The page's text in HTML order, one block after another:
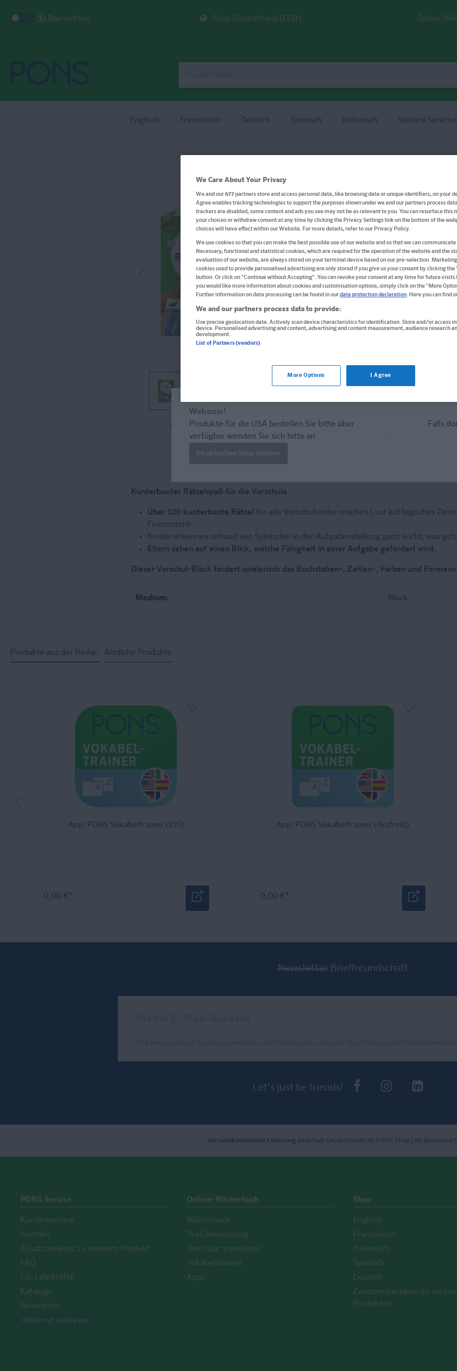
Barrierefrei Shop Deutschland (EUR) Online-
Englisch Französisch Deutsch Spanisch Italienisch Weitere
Im Buch blättern
Klett Mein großer
Rätselblock
Block
Format: 16,8 x 24,0 cm, 224 Seiten
ISBN: 978-3-12-949753-1
Informationen für Lehrer:innen und
7,95 €
Lieferung bei Online-Bestellwert ab € 9,95
(innerh. Deutschlands)
Kunterbunter Rätselspaß für die Vorschule
Über 100 kunterbunte Rätsel
für alle Vorschulkinder machen Lust auf logisches
Feinmotorik.
Kinder erkennen anhand von Symbolen in der Aufgabenstellung ganz leicht, was
Eltern sehen auf einen Blick, welche Fähigkeit in einer Aufgabe gefördert wird.
Dieser Vorschul-Block fördert spielerisch das Buchstaben-, Zahlen-, Farben und
Medium: Block
Produkte aus der Reihe: Ähnliche Produkte
App: PONS Vokabeltrainer (iOS)
0,00 €*
App: PONS Vokabeltrainer (Android)
0,00 €*
Newsletter Brieffreundschaft
Let's just be friends! PONS beiPONS bei
Versandkostenfreie Lieferung innerhalb Deutschlands im PONS Shop (Ab
PONS Service
Kundenservice
Kontakt
Zusatzmaterial zu meinem Produkt
FAQ
Für Lehrkräfte
Kataloge
Newsletter
Widerruf erklären
Online-Wörterbuch
Wörterbuch
Textübersetzung
One hour translation
Vokabeltrainier
Apps
Shop
Englisch
Französisch
Italienisch
Spanisch
Deutsch
Zusatzmaterialien zu
Produkten
Welcome!
Produkte für die USA bestellen Sie bitte über
. Falls
verfügbar wenden Sie sich bitte an
.
Im aktuellen Shop bleiben
We Care About Your Privacy
We and our677partners store and access personal data, like browsing data or unique identifiers, on your
Agree enables tracking technologies to support the purposes shown under we and our partners process
trackers are disabled, some content and ads you see may not be as relevant to you. You can resurface this
your choices or withdraw consent at any time by clicking the Privacy Settings link on the bottom of the
choices will have effect within our Website. For more details, refer to our Privacy Policy.
We use cookies so that you can make the best possible use of our website and so that we can
Necessary, functional and statistical cookies, which are required for the operation of the website and the
evaluation of our website, are always stored on your terminal device based on our pre-selection.
cookies used to provide personalised advertising are only stored if you give us your consent by clicking the
button. Or click on "Continue without Accepting". You can revoke your consent at any time for future visits
you would like more information about cookies and customisation options, simply click on the "More
Further information on data processing can be found in ourdata protection declaration. Here you can find
We and our partners process data to provide:
Use precise geolocation data. Actively scan device characteristics for identification. Store and/or access
device. Personalised advertising and content, advertising and content measurement, audience research
development.
List of Partners (vendors)
More Options I Agree